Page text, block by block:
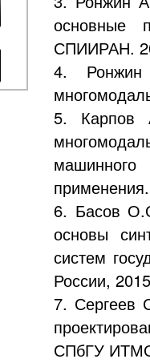
основные
СПИИРАН.
4.
5. Карпов
6. Басов
основы
систем
России,
7. Сергеев
СПбГУ